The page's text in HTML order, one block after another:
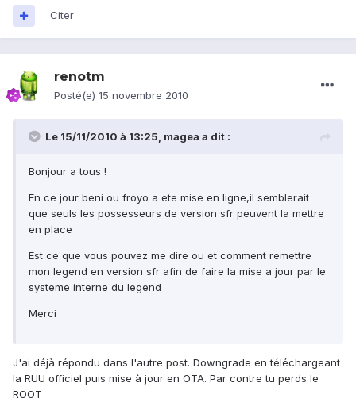
Citer
renotm
Posté(e) 15 novembre 2010
Le 15/11/2010 à 13:25, magea a dit :
Bonjour a tous !
En ce jour beni ou froyo a ete mise en ligne,il semblerait
que seuls les possesseurs de version sfr peuvent la mettre
en place
Est ce que vous pouvez me dire ou et comment remettre
mon legend en version sfr afin de faire la mise a jour par le
systeme interne du legend
Merci
J'ai déjà répondu dans l'autre post. Downgrade en téléchargeant
la RUU officiel puis mise à jour en OTA. Par contre tu perds le
ROOT